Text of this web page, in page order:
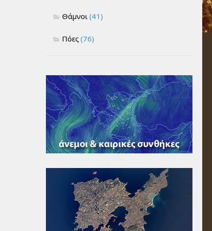
Θάμνοι (41)
Πόες (76)